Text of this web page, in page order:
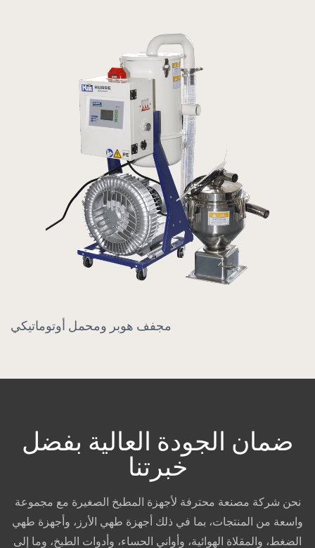
مجفف هوبر ومحمل أوتوماتيكي
ضمان الجودة العالية بفضل
خبرتنا
نحن شركة مصنعة محترفة لأجهزة المطبخ الصغيرة مع مجموعة
واسعة من المنتجات، بما في ذلك أجهزة طهي الأرز، وأجهزة طهي
الضغط، والمقلاة الهوائية، وأواني الحساء، وأدوات الطبخ، وما إلى